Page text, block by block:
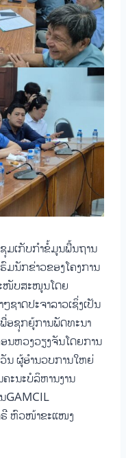
ມເກັບກໍາຂໍ້ມູນພື້ນຖານ
ມນັກຂ່າວຂອງໂຄງການ
ໜັບສະໜູນໂດຍ
ຊາດປະຈາລາວເຊິ່ງເປັນ
ພື່ອຊຸກຍູ້ການພັດທະນາ
ຫວງວຽງຈັນໂດຍການ
ນ ຜູ້ອຳນວບການໃຫຍ່
ະນະບໍລິຫານງານ
GAMCIL
ຫົວໜ້າຂະແໜງ